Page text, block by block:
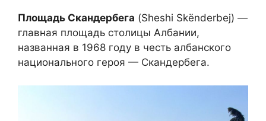
Площадь Скандербега (Sheshi Skënderbej) —
главная площадь столицы Албании,
названная в 1968 году в честь албанского
национального героя — Скандербега.